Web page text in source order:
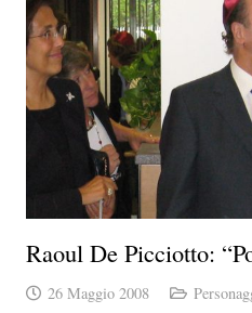
Raoul De Picciotto:
26 Maggio 2008